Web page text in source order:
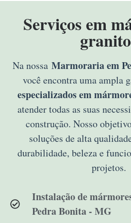
Serviços em
Na nossa Marmoraria em
você encontra uma ampla
especializados em
atender todas as suas
construção. Nosso
soluções de alta
durabilidade, beleza e
projetos.
Instalação de
Pedra Bonita - MG